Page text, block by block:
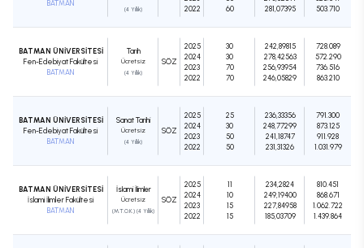
BATMAN
(4 Yıllık)
2022
60
281,07395
503.710
BATMAN ÜNİVERSİTESİ
Fen-Edebiyat Fakültesi
BATMAN
Tarih
Ücretsiz
(4 Yıllık)
SÖZ
2025
2024
2023
2022
30
30
70
70
242,89815
278,42563
256,93954
246,05829
728.089
572.290
736.516
863.210
BATMAN ÜNİVERSİTESİ
Fen-Edebiyat Fakültesi
BATMAN
Sanat Tarihi
Ücretsiz
(4 Yıllık)
SÖZ
2025
2024
2023
2022
25
30
50
50
236,33356
248,77299
241,18747
231,31326
791.300
873.125
911.928
1.031.979
BATMAN ÜNİVERSİTESİ
İslami İlimler Fakültesi
BATMAN
İslami İlimler
Ücretsiz
(M.T.O.K.) (4 Yıllık)
SÖZ
2025
2024
2023
2022
11
10
15
15
234,2824
249,19400
227,84958
185,03709
810.451
868.671
1.062.722
1.439.864